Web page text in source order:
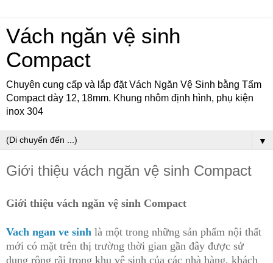
Vách ngăn vệ sinh
Compact
Chuyên cung cấp và lắp đặt Vách Ngăn Vệ Sinh bằng Tấm
Compact dày 12, 18mm. Khung nhôm định hình, phụ kiện
inox 304
▼
Giới thiệu vách ngăn vệ sinh Compact
Giới thiệu vách ngăn vệ sinh Compact
Vach ngan ve sinh là một trong những sản phẩm nội thất
mới có mặt trên thị trường thời gian gần đây được sử
dụng rộng rãi trong khu vệ sinh của các nhà hàng, khách